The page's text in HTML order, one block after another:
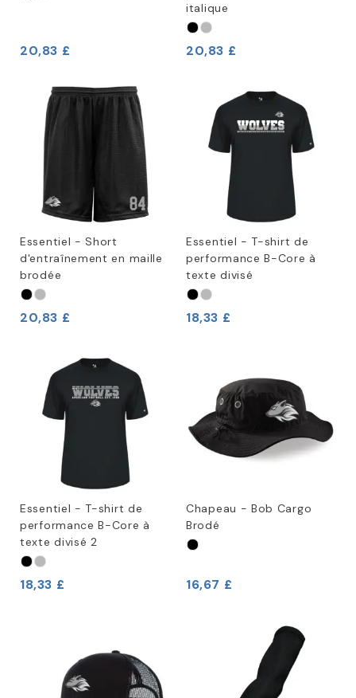
20,83 £
italique
20,83 £
Essentiel - Short
d'entraînement en maille
brodée
20,83 £
Essentiel - T-shirt de
performance B-Core à
texte divisé
18,33 £
Essentiel - T-shirt de
performance B-Core à
texte divisé 2
18,33 £
Chapeau - Bob Cargo
Brodé
16,67 £